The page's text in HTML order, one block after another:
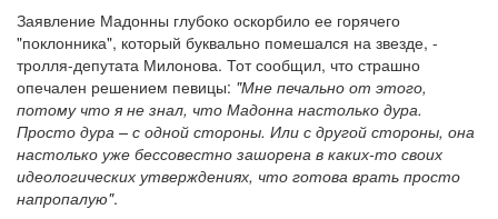
Заявление Мадонны глубоко оскорбило ее горячего
"поклонника", который буквально помешался на звезде, -
тролля-депутата Милонова. Тот сообщил, что страшно
опечален решением певицы: "Мне печально от этого,
потому что я не знал, что Мадонна настолько дура.
Просто дура – с одной стороны. Или с другой стороны, она
настолько уже бессовестно зашорена в каких-то своих
идеологических утверждениях, что готова врать просто
напропалую".